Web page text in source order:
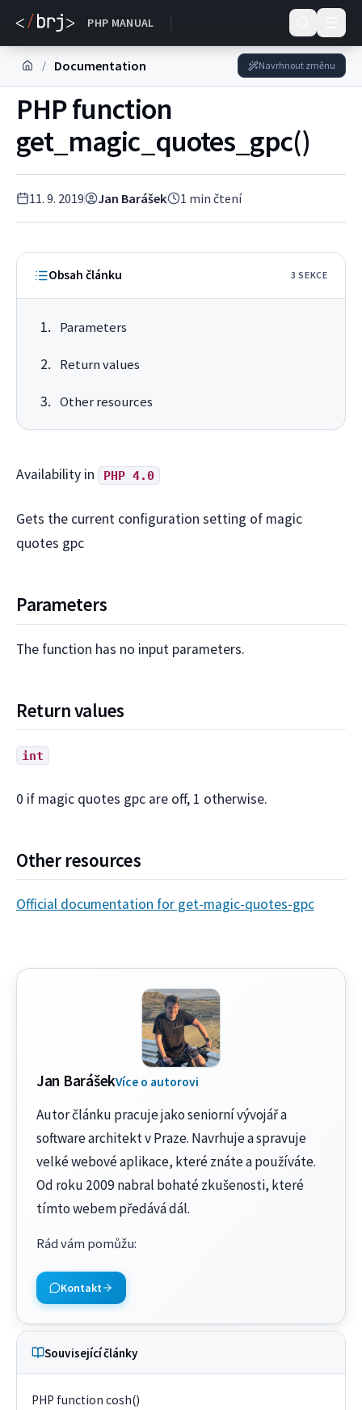
PHP MANUAL
DOKUMENTACE
/ Documentation Navrhnout změnu
PHP function
get_magic_quotes_gpc()
11. 9. 2019 Jan Barášek 1 min čtení
Obsah článku 3 SEKCE
Parameters
Return values
Other resources
Availability in PHP 4.0
Gets the current configuration setting of magic
quotes gpc
Parameters
The function has no input parameters.
Return values
int
0 if magic quotes gpc are off, 1 otherwise.
Other resources
Official documentation for get-magic-quotes-gpc
Jan BarášekVíce o autorovi
Autor článku pracuje jako seniorní vývojář a
software architekt v Praze. Navrhuje a spravuje
velké webové aplikace, které znáte a používáte.
Od roku 2009 nabral bohaté zkušenosti, které
tímto webem předává dál.
Rád vám pomůžu:
Kontakt
Související články
PHP function cosh()